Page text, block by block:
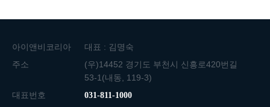
아이앤비코리아
대표 : 김명숙
주소
(우)14452 경기도 부천시 신흥로420번길
53-1(내동, 119-3)
대표번호
031-811-1000